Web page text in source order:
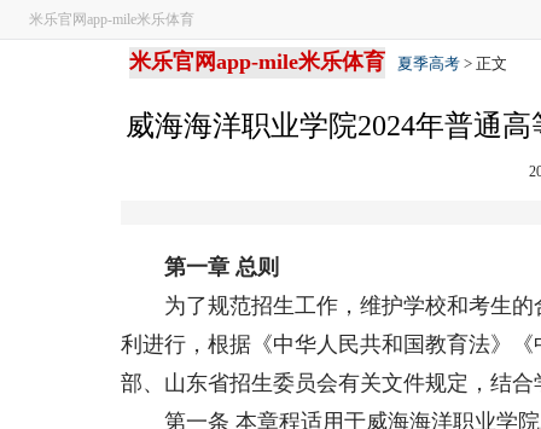
米乐官网app-mile米乐体育
米乐官网app-mile米乐体育 夏季高考 > 正文
威海海洋职业学院2024年普通
第一章 总则
为了规范招生工作，维护学校和考生的
利进行，根据《中华人民共和国教育法》
部、山东省招生委员会有关文件规定，结
第一条 本章程适用于威海海洋职业学院